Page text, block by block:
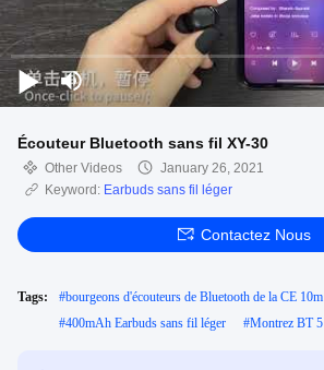
Écouteur Bluetooth sans fil XY-30
Other Videos
January 26, 2021
Keyword: Earbuds sans fil léger
Contactez Nous
Tags: #bourgeons d'écouteurs de Bluetooth de la CE 10m
#400mAh Earbuds sans fil léger #Montrez BT 5